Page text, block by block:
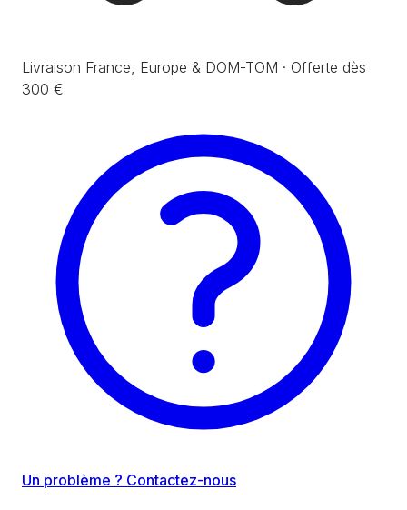
Livraison France, Europe & DOM-TOM · Offerte dès
300 €
Un problème ? Contactez-nous